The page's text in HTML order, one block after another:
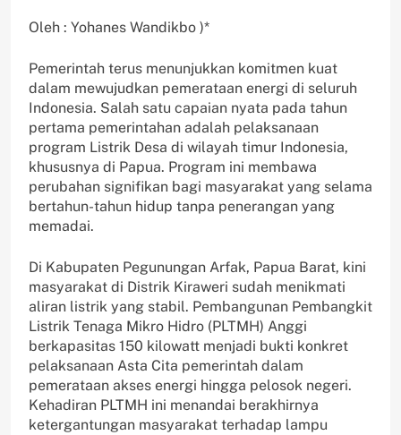
Oleh : Yohanes Wandikbo )*
Pemerintah terus menunjukkan komitmen kuat
dalam mewujudkan pemerataan energi di seluruh
Indonesia. Salah satu capaian nyata pada tahun
pertama pemerintahan adalah pelaksanaan
program Listrik Desa di wilayah timur Indonesia,
khususnya di Papua. Program ini membawa
perubahan signifikan bagi masyarakat yang selama
bertahun-tahun hidup tanpa penerangan yang
memadai.
Di Kabupaten Pegunungan Arfak, Papua Barat, kini
masyarakat di Distrik Kiraweri sudah menikmati
aliran listrik yang stabil. Pembangunan Pembangkit
Listrik Tenaga Mikro Hidro (PLTMH) Anggi
berkapasitas 150 kilowatt menjadi bukti konkret
pelaksanaan Asta Cita pemerintah dalam
pemerataan akses energi hingga pelosok negeri.
Kehadiran PLTMH ini menandai berakhirnya
ketergantungan masyarakat terhadap lampu